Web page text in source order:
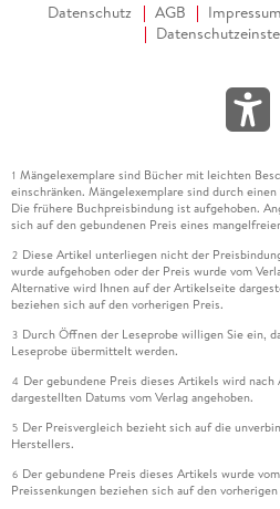
Datenschutz AGB Impressum
1 Mängelexemplare sind Bücher mit leichten
einschränken. Mängelexemplare sind durch
Die frühere Buchpreisbindung ist aufgehoben.
sich auf den gebundenen Preis eines
2 Diese Artikel unterliegen nicht der
wurde aufgehoben oder der Preis wurde vom
Alternative wird Ihnen auf der Artikelseite
beziehen sich auf den vorherigen Preis.
3 Durch Öffnen der Leseprobe willigen Sie ein,
Leseprobe übermittelt werden.
4 Der gebundene Preis dieses Artikels wird
dargestellten Datums vom Verlag angehoben.
5 Der Preisvergleich bezieht sich auf die
Herstellers.
6 Der gebundene Preis dieses Artikels wurde
Preissenkungen beziehen sich auf den